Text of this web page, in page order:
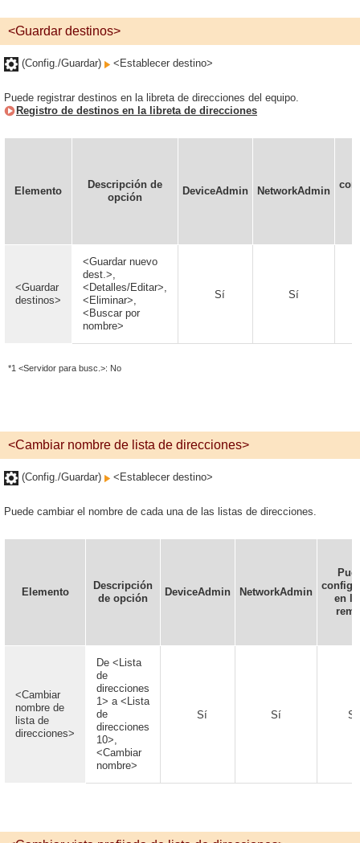
<Guardar destinos>
(Config./Guardar) <Establecer destino>
Puede registrar destinos en la libreta de direcciones del equipo.
Registro de destinos en la libreta de direcciones
Elemento
Descripción de
opción
DeviceAdmin NetworkAdmin
<Guardar
destinos>
<Guardar nuevo
dest.>,
<Detalles/Editar>,
<Eliminar>,
<Buscar por
nombre>
Sí Sí
*1 <Servidor para busc.>: No
<Cambiar nombre de lista de direcciones>
(Config./Guardar) <Establecer destino>
Puede cambiar el nombre de cada una de las listas de direcciones.
Elemento
Descripción
de opción
DeviceAdmin NetworkAdmin
en la
<Cambiar
nombre de
lista de
direcciones>
De <Lista
de
direcciones
1> a <Lista
de
direcciones
10>,
<Cambiar
nombre>
Sí Sí Sí